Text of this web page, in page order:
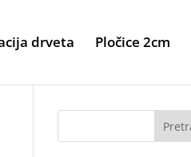
drveta Pločice 2cm